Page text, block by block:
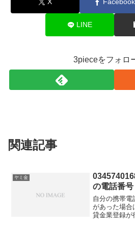
LINE
3pieceをフォロ
関連記事
ヤミ金
の電話番号
自分の携帯電
があった場合
貸金業登録が